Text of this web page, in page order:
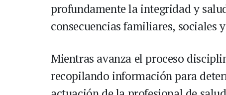
profundamente la integridad y
consecuencias familiares, sociales
Mientras avanza el proceso
recopilando información para